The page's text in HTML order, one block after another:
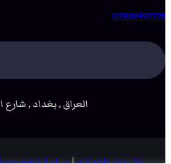
07809997778
العراق , بغداد , شارع